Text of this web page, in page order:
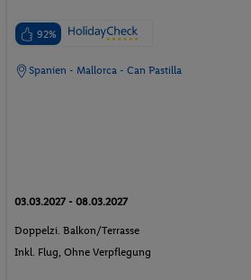
92%
Spanien - Mallorca - Can Pastilla
03.03.2027 - 08.03.2027
Doppelzi. Balkon/Terrasse
Inkl. Flug, Ohne Verpflegung